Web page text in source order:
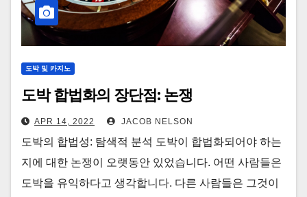
도박 및 카지노
도박 합법화의 장단점: 논쟁
APR 14, 2022 JACOB NELSON
도박의 합법성: 탐색적 분석 도박이 합법화되어야 하는
지에 대한 논쟁이 오랫동안 있었습니다. 어떤 사람들은
도박을 유익하다고 생각합니다. 다른 사람들은 그것이